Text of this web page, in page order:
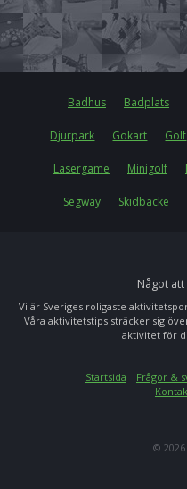
Badhus Badplats
Djurpark Gokart Golf
Lasergame Minigolf
Segway Skidbacke
Något
Vi är Sveriges roligaste
Våra aktivitetstips sträcker sig
aktivitet för
Startsida Frågor &
©